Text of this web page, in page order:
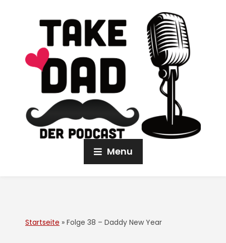
Menu
Startseite » Folge 38 – Daddy New Year